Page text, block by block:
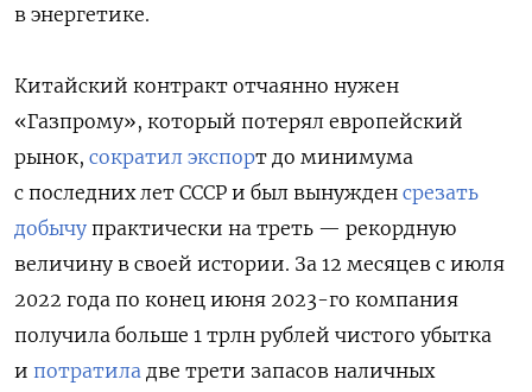
в энергетике.
Китайский контракт отчаянно нужен
«Газпрому», который потерял европейский
рынок, сократил экспорт до минимума
с последних лет СССР и был вынужден срезать
добычу практически на треть — рекордную
величину в своей истории. За 12 месяцев с июля
2022 года по конец июня 2023-го компания
получила больше 1 трлн рублей чистого убытка
и потратила две трети запасов наличных